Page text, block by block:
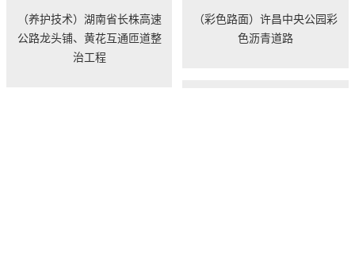
（养护技术）湖南省长株高速
公路龙头铺、黄花互通匝道整
治工程
（彩色路面）许昌中央公园彩
色沥青道路